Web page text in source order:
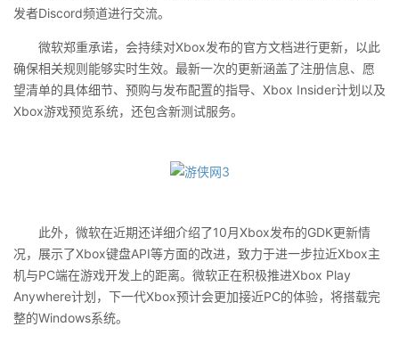
发者Discord频道进行交流。
微软郑重承诺，会持续对Xbox发布的官方文档进行更新，以此
确保相关规则能够实时生效。最新一次的更新涵盖了注册信息、愿
望清单的具体细节、预购与发布配置的指导、Xbox Insider计划以及
Xbox游戏预览系统，还包含新测试服务。
此外，微软在近期还详细介绍了10月Xbox发布的GDK更新情
况，展示了Xbox键盘API等方面的改进，致力于进一步拉近Xbox主
机与PC端在游戏开发上的距离。微软正在积极推进Xbox Play
Anywhere计划，下一代Xbox预计会更加接近PC的体验，将搭载完
整的Windows系统。